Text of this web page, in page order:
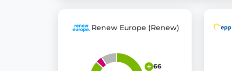
Renew Europe (Renew)
66